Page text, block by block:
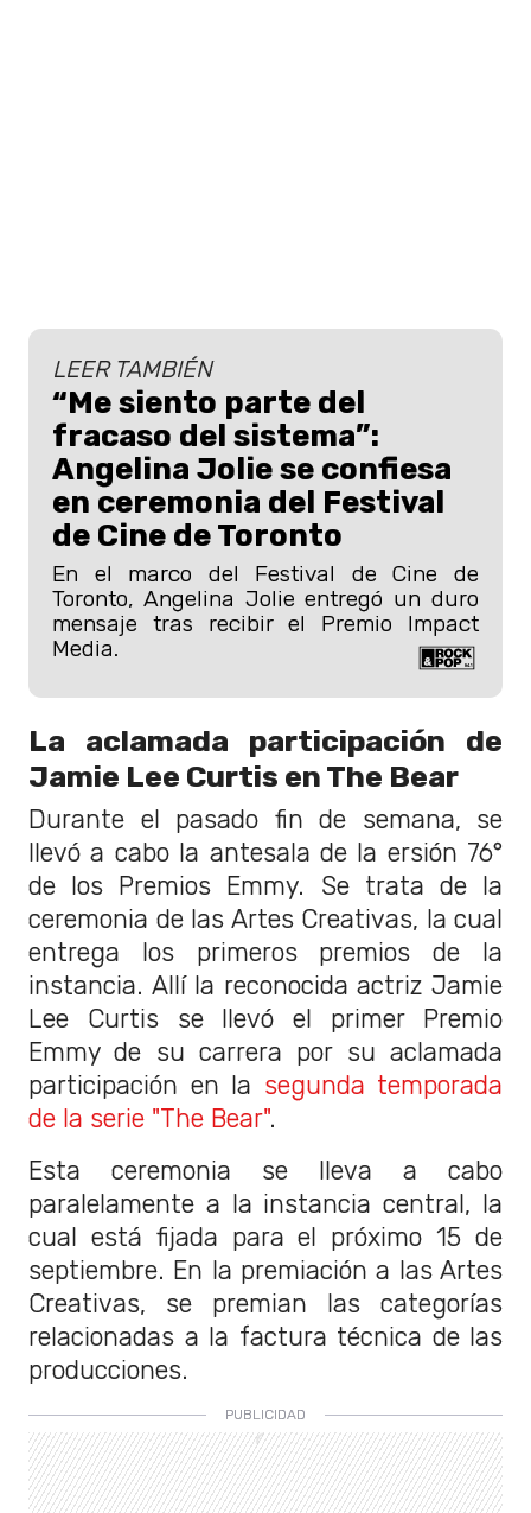
LEER TAMBIÉN
“Me siento parte del
fracaso del sistema”:
Angelina Jolie se confiesa
en ceremonia del Festival
de Cine de Toronto
En el marco del Festival de Cine de
Toronto, Angelina Jolie entregó un duro
mensaje tras recibir el Premio Impact
Media.
La aclamada participación de
Jamie Lee Curtis en The Bear
Durante el pasado fin de semana, se
llevó a cabo la antesala de la ersión 76°
de los Premios Emmy. Se trata de la
ceremonia de las Artes Creativas, la cual
entrega los primeros premios de la
instancia. Allí la reconocida actriz Jamie
Lee Curtis se llevó el primer Premio
Emmy de su carrera por su aclamada
participación en la segunda temporada
de la serie "The Bear".
Esta ceremonia se lleva a cabo
paralelamente a la instancia central, la
cual está fijada para el próximo 15 de
septiembre. En la premiación a las Artes
Creativas, se premian las categorías
relacionadas a la factura técnica de las
producciones.